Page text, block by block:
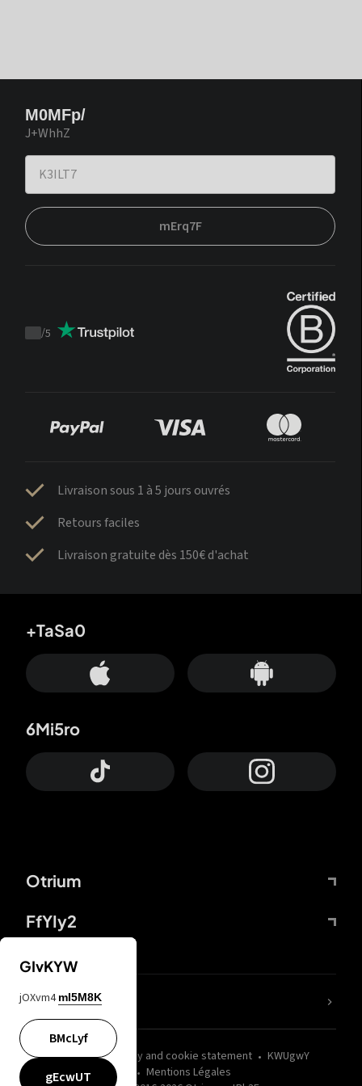
M0MFp/
J+WhhZ
mErq7F
Trustpilot
/5
Livraison sous 1 à 5 jours ouvrés
Retours faciles
Livraison gratuite dès 150€ d'achat
Otrium
FfYIy2
+TaSa0
6Mi5ro
wZQPfd Privacy and cookie statement
KWUgwY
Mentions Légales
nLC6tu
GIvKYW
jOXvm4 mI5M8K
BMcLyf
gEcwUT